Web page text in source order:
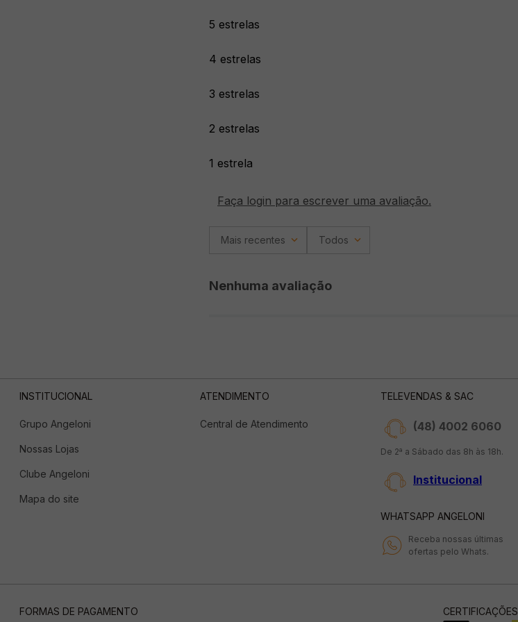
5 estrelas
4 estrelas
3 estrelas
2 estrelas
1 estrela
Faça login para escrever uma avaliação.
Mais recentes Todos
Nenhuma avaliação
INSTITUCIONAL
Grupo Angeloni
Nossas Lojas
Clube Angeloni
Mapa do site
ATENDIMENTO
Central de Atendimento
TELEVENDAS & SAC
(48) 4002 6060
De 2ª a Sábado das 8h às 18h.
Institucional
WHATSAPP ANGELONI
Receba nossas últimas
ofertas pelo Whats.
FORMAS DE PAGAMENTO CERTIFICAÇÕES